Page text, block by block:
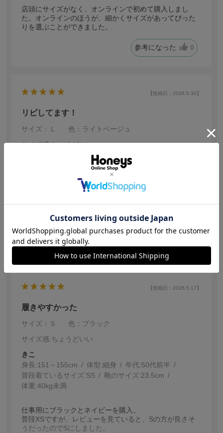
店頭にサイズがなく、オンラインで初めて購入しまし
た。オンラインのほうが、細かくサイズがあってぴった
りを選ぶことができました。
参考になった 0
【投稿日：2026.5.30】
リピしてます！
サイズ：Ｌ
色：ライトベージュ
サイズ感:ちょうどいい
履き心地が良く、色違いも購入しました。仕事でも使い
すくてお気に入りです。また、店頭にないカラーやサ
らいで店頭へ入荷して、受け取れました。
【投稿日：2026.5.17】
履きやすかった
サイズ：Ｓ
色：ブラック
サイズ感:ちょうどいい
きこ
身長:151～155cm 体型:細身 年代:50代前半
普段着ているサイズ:SS 靴のサイズ:23.5cm
体重:40kg未満
仕事用にブラックとネイビーを購入。
普段XSですが、レビューを見ていると、Sの方が良さそ
うだったのでSにしました。